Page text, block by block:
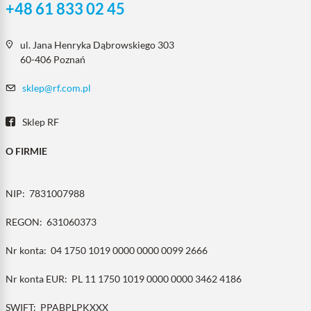
+48 61 833 02 45
ul. Jana Henryka Dąbrowskiego 303
60-406 Poznań
sklep@rf.com.pl
Sklep RF
O FIRMIE
NIP: 7831007988
REGON: 631060373
Nr konta: 04 1750 1019 0000 0000 0099 2666
Nr konta EUR: PL 11 1750 1019 0000 0000 3462 4186
SWIFT: PPABPLPKXXX